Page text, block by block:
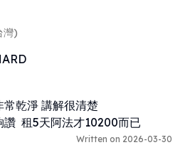
灣)
乾淨 講解很清楚
租5天阿法才10200而已
Written on 2026-03-30